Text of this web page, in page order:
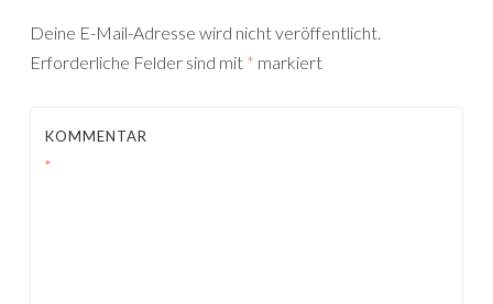
Deine E-Mail-Adresse wird nicht veröffentlicht.
Erforderliche Felder sind mit * markiert
KOMMENTAR
*